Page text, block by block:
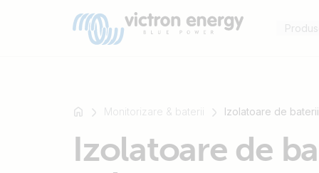
Monitorizare & baterii Izolatoare de
Izolatoare de